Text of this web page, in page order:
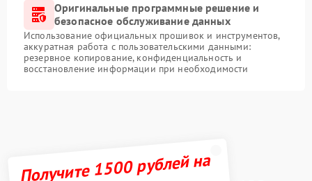
Оригинальные программные решение и
безопасное обслуживание данных
Использование официальных прошивок и инструментов,
аккуратная работа с пользовательскими данными:
резервное копирование, конфиденциальность и
восстановление информации при необходимости
Получите 1500 рублей на